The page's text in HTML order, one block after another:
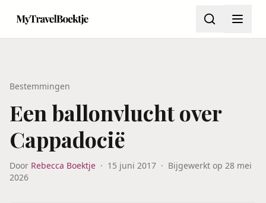
Bestemmingen
Een ballonvlucht over
Cappadocië
Door Rebecca Boektje · 15 juni 2017 · Bijgewerkt op 28 mei
2026